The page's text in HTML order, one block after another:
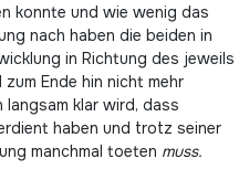
konnte und wie wenig das
nach haben die beiden in
in Richtung des jeweils
Ende hin nicht mehr
langsam klar wird, dass
haben und trotz seiner
manchmal toeten muss.